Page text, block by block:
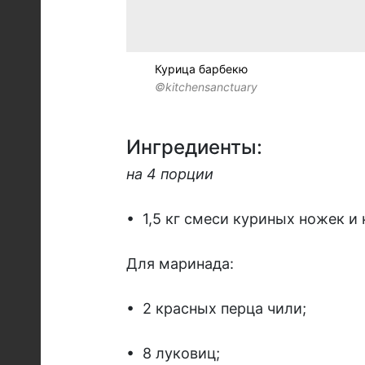
Курица барбекю
©kitchensanctuary
Ингредиенты:
на 4 порции
• 1,5 кг смеси куриных ножек
Для маринада:
• 2 красных перца чили;
• 8 луковиц;